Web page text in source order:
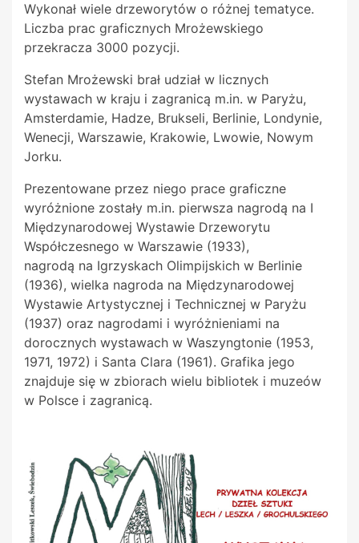
Wykonał wiele drzeworytów o różnej tematyce.
Liczba prac graficznych Mrożewskiego
przekracza 3000 pozycji.
Stefan Mrożewski brał udział w licznych
wystawach w kraju i zagranicą m.in. w Paryżu,
Amsterdamie, Hadze, Brukseli, Berlinie, Londynie,
Wenecji, Warszawie, Krakowie, Lwowie, Nowym
Jorku.
Prezentowane przez niego prace graficzne
wyróżnione zostały m.in. pierwsza nagrodą na I
Międzynarodowej Wystawie Drzeworytu
Współczesnego w Warszawie (1933),
nagrodą na Igrzyskach Olimpijskich w Berlinie
(1936), wielka nagroda na Międzynarodowej
Wystawie Artystycznej i Technicznej w Paryżu
(1937) oraz nagrodami i wyróżnieniami na
dorocznych wystawach w Waszyngtonie (1953,
1971, 1972) i Santa Clara (1961). Grafika jego
znajduje się w zbiorach wielu bibliotek i muzeów
w Polsce i zagranicą.